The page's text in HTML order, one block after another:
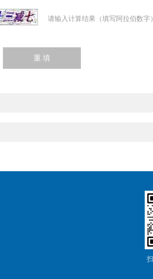
请输入计算结果（填写阿拉伯数字